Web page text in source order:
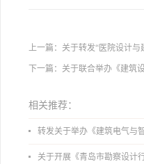
上一篇： 关于转发“医院设计与
下一篇： 关于联合举办《建筑
相关推荐：
转发关于举办《建筑电气与智能化通用规范》
关于开展《青岛市勘察设计行业从业人员行为导则》、《青岛市住宅工程设计